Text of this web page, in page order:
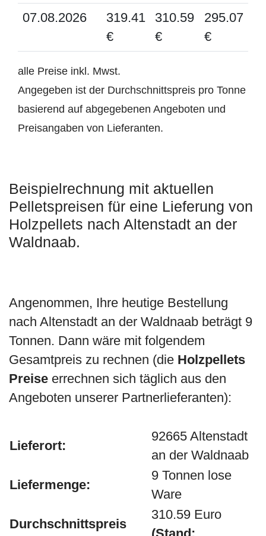
07.08.2026
319.41
€
310.59
€
295.07
€
alle Preise inkl. Mwst.
Angegeben ist der Durchschnittspreis pro Tonne
basierend auf abgegebenen Angeboten und
Preisangaben von Lieferanten.
Beispielrechnung mit aktuellen
Pelletspreisen für eine Lieferung von
Holzpellets nach Altenstadt an der
Waldnaab.
Angenommen, Ihre heutige Bestellung
nach Altenstadt an der Waldnaab beträgt 9
Tonnen. Dann wäre mit folgendem
Gesamtpreis zu rechnen (die Holzpellets
Preise errechnen sich täglich aus den
Angeboten unserer Partnerlieferanten):
Lieferort:
92665 Altenstadt
an der Waldnaab
Liefermenge:
9 Tonnen lose
Ware
Durchschnittspreis
310.59 Euro